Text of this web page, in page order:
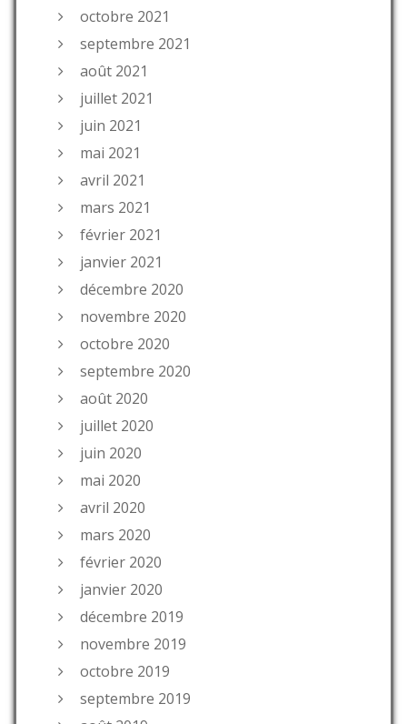
octobre 2021
septembre 2021
août 2021
juillet 2021
juin 2021
mai 2021
avril 2021
mars 2021
février 2021
janvier 2021
décembre 2020
novembre 2020
octobre 2020
septembre 2020
août 2020
juillet 2020
juin 2020
mai 2020
avril 2020
mars 2020
février 2020
janvier 2020
décembre 2019
novembre 2019
octobre 2019
septembre 2019